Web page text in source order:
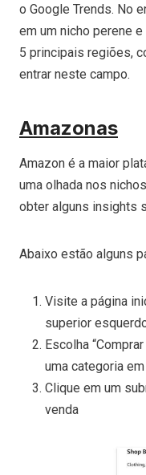
o Google Trends. No
em um nicho perene
5 principais regiões,
entrar neste campo.
Amazonas
Amazon é a maior
uma olhada nos
obter alguns insights
Abaixo estão alguns
Visite a página
superior
Escolha
uma categoria
Clique em um
venda